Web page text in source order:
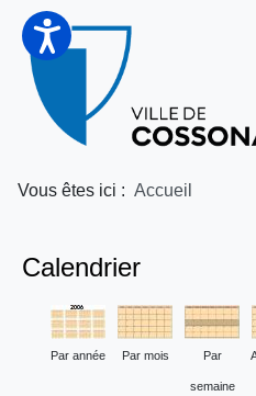
Vous êtes ici : Accueil
Calendrier
Par année Par mois Par
semaine